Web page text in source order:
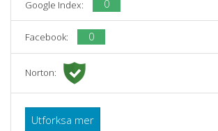
Google Index: 0
Facebook: 0
Norton:
Utforksa mer